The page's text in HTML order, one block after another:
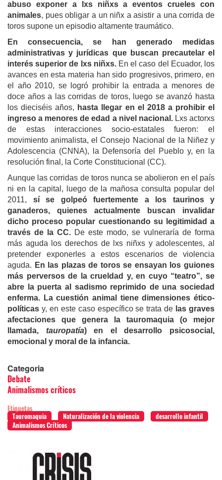
abuso exponer a lxs niñxs a eventos crueles con
animales, puesobligar a un niñx a asistir a una corrida de
toros supone un episodio altamente traumático.
En consecuencia, se han generado medidas
administrativas y jurídicas que buscan precautelar el
interés superior de lxs niñxs.En el caso del Ecuador, los
avances en esta materia han sido progresivos, primero, en
el año 2010, se logró prohibir la entrada a menores de
doce años a las corridas de toros, luego se avanzó hasta
los dieciséis años, hasta llegar en el 2018 a prohibir el
ingreso a menores de edad a nivel nacional.Lxs actorxs
de estas interacciones socio-estatales fueron: el
movimiento animalista, el Consejo Nacional de la Niñez y
Adolescencia (CNNA), la Defensoría del Pueblo y, en la
resolución final, la Corte Constitucional (CC).
Aunque las corridas de toros nunca se abolieron en el país
ni en la capital, luego de la mañosa consulta popular del
2011, sí se golpeó fuertemente a los taurinos y
ganaderos, quienes actualmente buscan invalidar
dicho proceso popular cuestionando su legitimidad a
través de la CC. De este modo, se vulneraría de forma
más aguda los derechos de lxs niñxs y adolescentes, al
pretender exponerles a estos escenarios de violencia
aguda. En las plazas de toros se ensayan los guiones
más perversos de la crueldad y, en cuyo “teatro”, se
abre la puerta al sadismo reprimido de una sociedad
enferma. La cuestión animal tiene dimensiones ético-
políticas y, en este caso específico se trata de las graves
afectaciones que genera la tauromaquia (o mejor
llamada, tauropatía) en el desarrollo psicosocial,
emocional y moral de la infancia.
Categoria
Debate
Animalismos críticos
Etiquetas
Tauromaquia
Naturalización de la violencia
desarrollo infantil
Animalismos Críticos